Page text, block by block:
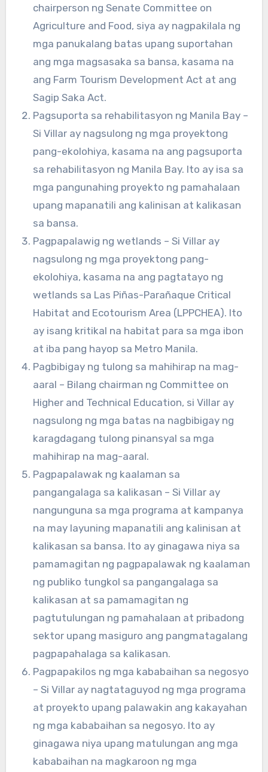
chairperson ng Senate Committee on
Agriculture and Food, siya ay nagpakilala ng
mga panukalang batas upang suportahan
ang mga magsasaka sa bansa, kasama na
ang Farm Tourism Development Act at ang
Sagip Saka Act.
Pagsuporta sa rehabilitasyon ng Manila Bay –
Si Villar ay nagsulong ng mga proyektong
pang-ekolohiya, kasama na ang pagsuporta
sa rehabilitasyon ng Manila Bay. Ito ay isa sa
mga pangunahing proyekto ng pamahalaan
upang mapanatili ang kalinisan at kalikasan
sa bansa.
Pagpapalawig ng wetlands – Si Villar ay
nagsulong ng mga proyektong pang-
ekolohiya, kasama na ang pagtatayo ng
wetlands sa Las Piñas-Parañaque Critical
Habitat and Ecotourism Area (LPPCHEA). Ito
ay isang kritikal na habitat para sa mga ibon
at iba pang hayop sa Metro Manila.
Pagbibigay ng tulong sa mahihirap na mag-
aaral – Bilang chairman ng Committee on
Higher and Technical Education, si Villar ay
nagsulong ng mga batas na nagbibigay ng
karagdagang tulong pinansyal sa mga
mahihirap na mag-aaral.
Pagpapalawak ng kaalaman sa
pangangalaga sa kalikasan – Si Villar ay
nangunguna sa mga programa at kampanya
na may layuning mapanatili ang kalinisan at
kalikasan sa bansa. Ito ay ginagawa niya sa
pamamagitan ng pagpapalawak ng kaalaman
ng publiko tungkol sa pangangalaga sa
kalikasan at sa pamamagitan ng
pagtutulungan ng pamahalaan at pribadong
sektor upang masiguro ang pangmatagalang
pagpapahalaga sa kalikasan.
Pagpapakilos ng mga kababaihan sa negosyo
– Si Villar ay nagtataguyod ng mga programa
at proyekto upang palawakin ang kakayahan
ng mga kababaihan sa negosyo. Ito ay
ginagawa niya upang matulungan ang mga
kababaihan na magkaroon ng mga